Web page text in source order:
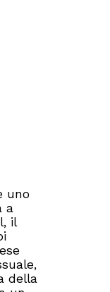
uno
a
il
della